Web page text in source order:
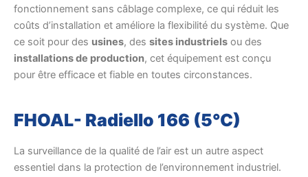
fonctionnement sans câblage complexe, ce qui réduit les
coûts d’installation et améliore la flexibilité du système. Que
ce soit pour des usines, des sites industriels ou des
installations de production, cet équipement est conçu
pour être efficace et fiable en toutes circonstances.
FHOAL- Radiello 166 (5°C)
La surveillance de la qualité de l’air est un autre aspect
essentiel dans la protection de l’environnement industriel.